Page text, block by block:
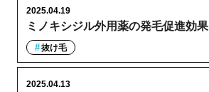
ミノキシジル外用薬の発毛促進効果
2025.04.19
抜け毛
2025.04.13